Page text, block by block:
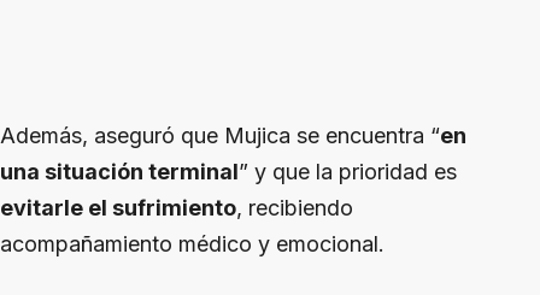
Además, aseguró que Mujica se encuentra “en
una situación terminal” y que la prioridad es
evitarle el sufrimiento, recibiendo
acompañamiento médico y emocional.